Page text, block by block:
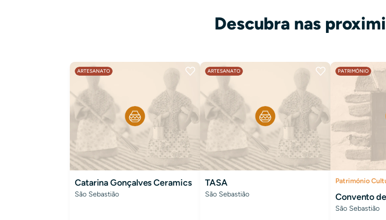
Descubra nas
ARTESANATO
Catarina Gonçalves Ceramics
São Sebastião
ARTESANATO
TASA
São Sebastião
PATRIMÓNIO
Património
Convento
São Sebastião